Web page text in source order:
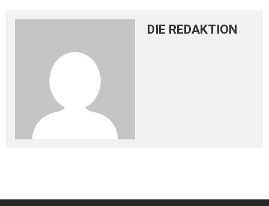
DIE REDAKTION